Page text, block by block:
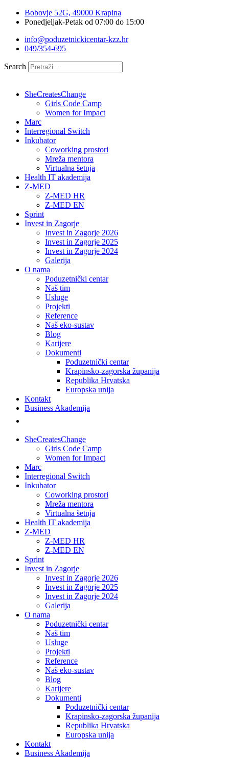
Bobovje 52G, 49000 Krapina
Ponedjeljak-Petak od 07:00 do 15:00
info@poduzetnickicentar-kzz.hr
049/354-695
Search
SheCreatesChange
Girls Code Camp
Women for Impact
Marc
Interregional Switch
Inkubator
Coworking prostori
Mreža mentora
Virtualna šetnja
Health IT akademija
Z-MED
Z-MED HR
Z-MED EN
Sprint
Invest in Zagorje
Invest in Zagorje 2026
Invest in Zagorje 2025
Invest in Zagorje 2024
Galerija
O nama
Poduzetnički centar
Naš tim
Usluge
Projekti
Reference
Naš eko-sustav
Blog
Karijere
Dokumenti
Poduzetnički centar
Krapinsko-zagorska županija
Republika Hrvatska
Europska unija
Kontakt
Business Akademija
SheCreatesChange
Girls Code Camp
Women for Impact
Marc
Interregional Switch
Inkubator
Coworking prostori
Mreža mentora
Virtualna šetnja
Health IT akademija
Z-MED
Z-MED HR
Z-MED EN
Sprint
Invest in Zagorje
Invest in Zagorje 2026
Invest in Zagorje 2025
Invest in Zagorje 2024
Galerija
O nama
Poduzetnički centar
Naš tim
Usluge
Projekti
Reference
Naš eko-sustav
Blog
Karijere
Dokumenti
Poduzetnički centar
Krapinsko-zagorska županija
Republika Hrvatska
Europska unija
Kontakt
Business Akademija